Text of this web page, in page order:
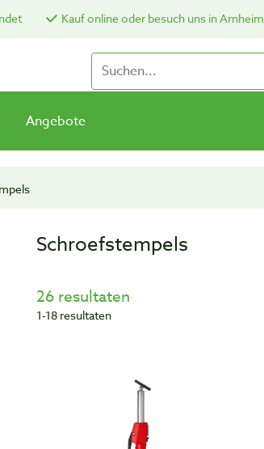
Kauf online oder besuch uns in Arnheim
Angebote
Schroefstempels
26 resultaten
1-18 resultaten